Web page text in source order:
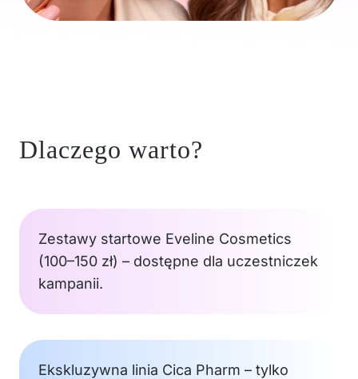
Dlaczego warto?
Zestawy startowe Eveline Cosmetics
(100–150 zł) – dostępne dla uczestniczek
kampanii.
Ekskluzywna linia Cica Pharm – tylko